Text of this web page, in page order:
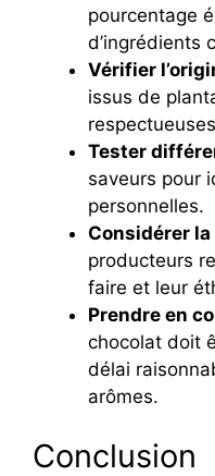
pourcentage
d’ingrédients
Vérifier
issus de
Tester
saveurs pour
personnelles.
Considérer la
producteurs
faire et leur
Prendre en
chocolat doit
délai
arômes.
Conclusion